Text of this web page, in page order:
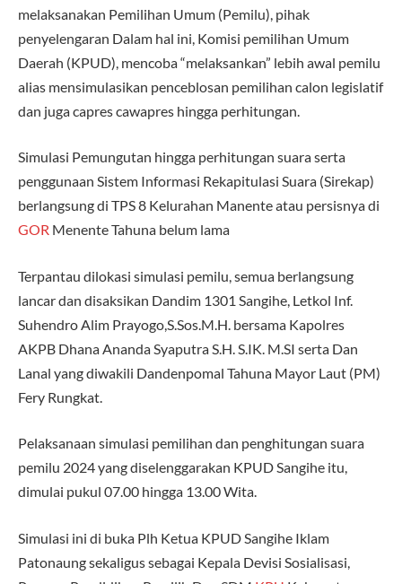
melaksanakan Pemilihan Umum (Pemilu), pihak
penyelengaran Dalam hal ini, Komisi pemilihan Umum
Daerah (KPUD), mencoba “melaksankan” lebih awal pemilu
alias mensimulasikan penceblosan pemilihan calon legislatif
dan juga capres cawapres hingga perhitungan.
Simulasi Pemungutan hingga perhitungan suara serta
penggunaan Sistem Informasi Rekapitulasi Suara (Sirekap)
berlangsung di TPS 8 Kelurahan Manente atau persisnya di
GOR Menente Tahuna belum lama
Terpantau dilokasi simulasi pemilu, semua berlangsung
lancar dan disaksikan Dandim 1301 Sangihe, Letkol Inf.
Suhendro Alim Prayogo,S.Sos.M.H. bersama Kapolres
AKPB Dhana Ananda Syaputra S.H. S.IK. M.SI serta Dan
Lanal yang diwakili Dandenpomal Tahuna Mayor Laut (PM)
Fery Rungkat.
Pelaksanaan simulasi pemilihan dan penghitungan suara
pemilu 2024 yang diselenggarakan KPUD Sangihe itu,
dimulai pukul 07.00 hingga 13.00 Wita.
Simulasi ini di buka Plh Ketua KPUD Sangihe Iklam
Patonaung sekaligus sebagai Kepala Devisi Sosialisasi,